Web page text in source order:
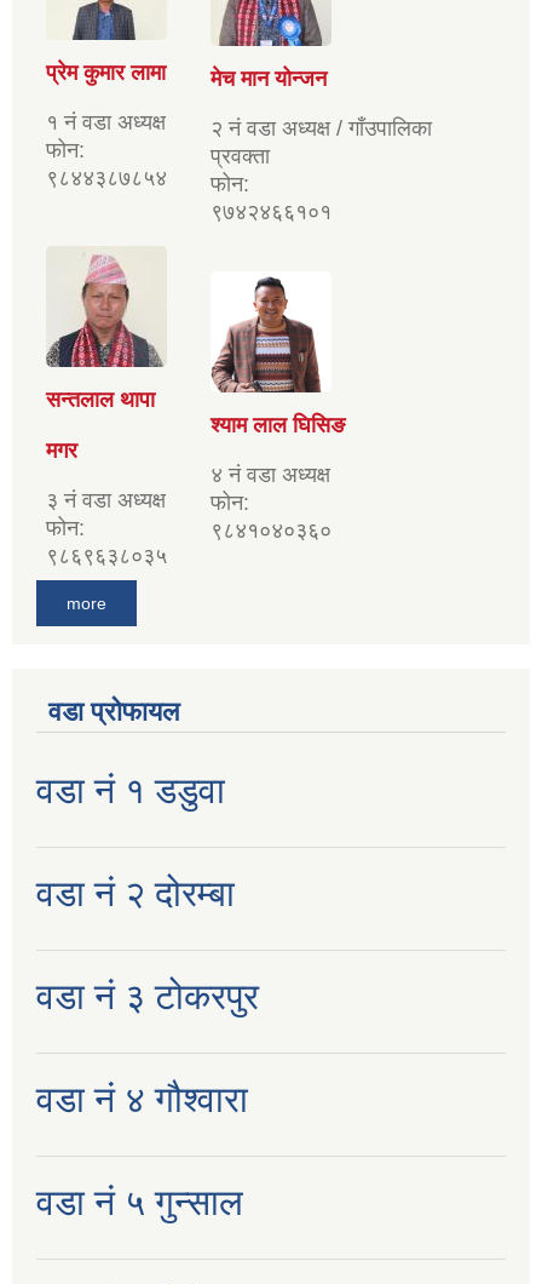
प्रेम कुमार लामा
१ नं वडा अध्यक्ष
फोन:
९८४४३८७८५४
मेच मान योन्जन
२ नं वडा अध्यक्ष / गाँउपालिका
प्रवक्ता
फोन:
९७४२४६६१०१
सन्तलाल थापा
मगर
३ नं वडा अध्यक्ष
फोन:
९८६९६३८०३५
श्याम लाल घिसिङ
४ नं वडा अध्यक्ष
फोन:
९८४१०४०३६०
more
वडा प्रोफायल
वडा नं १ डडुवा
वडा नं २ दोरम्बा
वडा नं ३ टोकरपुर
वडा नं ४ गौश्वारा
वडा नं ५ गुन्साल